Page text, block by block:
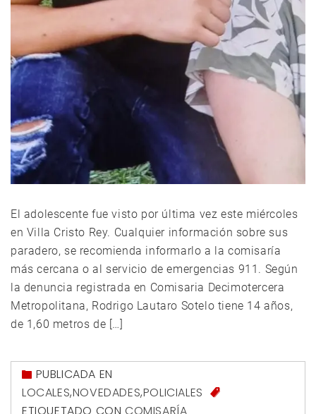
El adolescente fue visto por última vez este miércoles
en Villa Cristo Rey. Cualquier información sobre sus
paradero, se recomienda informarlo a la comisaría
más cercana o al servicio de emergencias 911. Según
la denuncia registrada en Comisaria Decimotercera
Metropolitana, Rodrigo Lautaro Sotelo tiene 14 años,
de 1,60 metros de […]
PUBLICADA EN
LOCALES,NOVEDADES,POLICIALES